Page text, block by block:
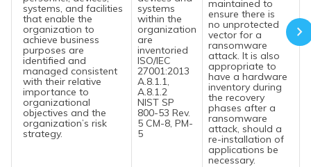
systems, and facilities
that enable the
organization to
achieve business
purposes are
identified and
managed consistent
with their relative
importance to
organizational
objectives and the
organization’s risk
strategy.
systems
within the
organization
are
inventoried
ISO/IEC
27001:2013
A.8.1.1,
A.8.1.2
NIST SP
800-53 Rev.
5 CM-8, PM-
5
maintained to
ensure there is
no unprotected
vector for a
ransomware
attack. It is also
appropriate to
have a hardware
inventory during
the recovery
phases after a
ransomware
attack, should a
re-installation of
applications be
necessary.